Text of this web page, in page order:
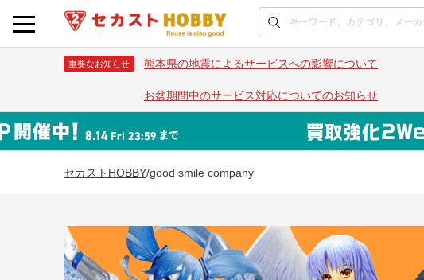
重要なお知らせ 熊本県の地震によるサービスへの影響について
お盆期間中のサービス対応についてのお知らせ
セカストHOBBY/good smile company